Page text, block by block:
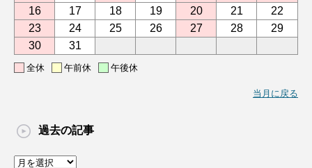
16
17 18 19 20 21
22
23
24 25 26 27 28
29
30
31
全休 午前休 午後休
当月に戻る
過去の記事
過